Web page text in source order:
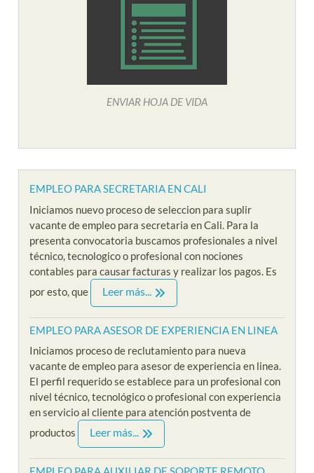
ENVIAR HOJA DE VIDA
EMPLEO PARA SECRETARIA EN CALI
Iniciamos nuevo proceso de seleccion para suplir
vacante de empleo para secretaria en Cali. Para la
presenta convocatoria buscamos profesionales a nivel
técnico, tecnologico o profesional con nociones
contables para causar facturas y realizar los pagos. Es
por esto, que
Leer más...
EMPLEO PARA ASESOR DE EXPERIENCIA EN LINEA
Iniciamos proceso de reclutamiento para nueva
vacante de empleo para asesor de experiencia en linea.
El perfil requerido se establece para un profesional con
nivel técnico, tecnológico o profesional con experiencia
en servicio al cliente para atención postventa de
productos
Leer más...